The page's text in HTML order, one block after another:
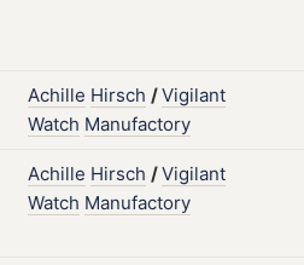
Achille Hirsch /Vigilant
Watch Manufactory
Achille Hirsch /Vigilant
Watch Manufactory